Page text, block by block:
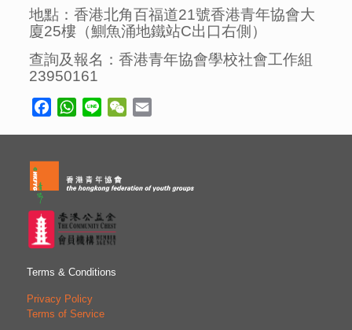
地點：香港北角百福道21號香港青年協會大
廈25樓（鰂魚涌地鐵站C出口右側）
查詢及報名：香港青年協會學校社會工作組
23950161
FacebookWhatsApp
Line WeChat
Terms & Conditions
Privacy Policy
Terms of Service